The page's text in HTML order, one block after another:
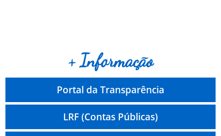
+ Informação
Portal da Transparência
LRF (Contas Públicas)